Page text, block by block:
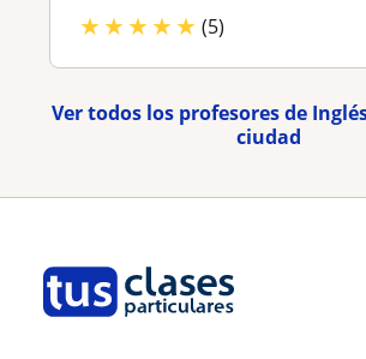
★★★★★ (5)
Ver todos los profesores de
ciudad